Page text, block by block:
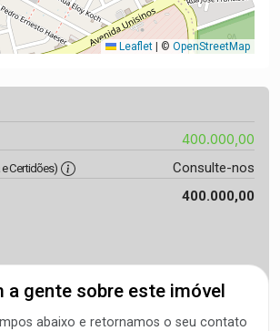
Leaflet © OpenStreetMap
400.000,00
e Certidões)
Consulte-nos
400.000,00
a gente sobre este imóvel
abaixo e retornamos o seu contato